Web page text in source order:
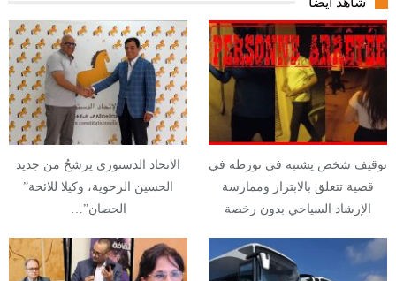
توقيف شخص يشتبه في تورطه في
قضية تتعلق بالابتزاز وممارسة
الإرشاد السياحي بدون رخصة
الاتحاد الدستوري يرشحُ من جديد
الحسين الرحوية، وكيلا للائحة”
الحصان”…